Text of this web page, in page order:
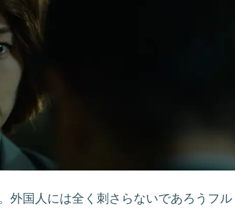
外国人には全く刺さらないであろうフル